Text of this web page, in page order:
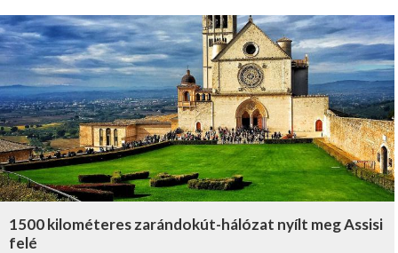
1500 kilométeres zarándokút-hálózat nyílt meg Assisi
felé